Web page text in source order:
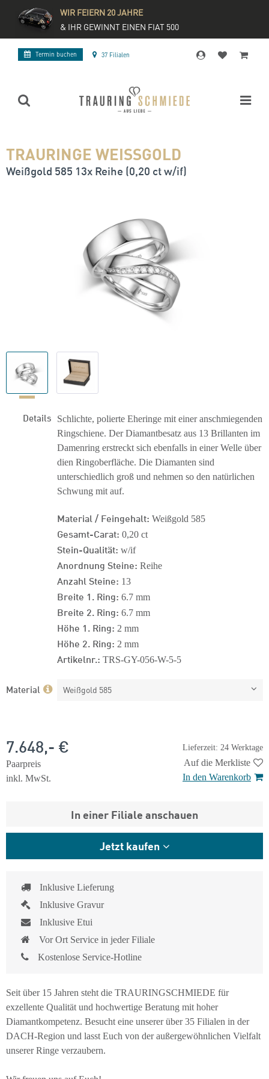
WIR FEIERN 20 JAHRE
& IHR GEWINNT EINEN FIAT 500
Termin buchen 37 Filialen
TRAURINGE WEISSGOLD
Weißgold 585 13x Reihe (0,20 ct w/if)
Details
Schlichte, polierte Eheringe mit einer anschmiegenden
Ringschiene. Der Diamantbesatz aus 13 Brillanten im
Damenring erstreckt sich ebenfalls in einer Welle über
dien Ringoberfläche. Die Diamanten sind
unterschiedlich groß und nehmen so den natürlichen
Schwung mit auf.
Material / Feingehalt: Weißgold 585
Gesamt-Carat: 0,20 ct
Stein-Qualität: w/if
Anordnung Steine: Reihe
Anzahl Steine: 13
Breite 1. Ring: 6.7 mm
Breite 2. Ring: 6.7 mm
Höhe 1. Ring: 2 mm
Höhe 2. Ring: 2 mm
Artikelnr.: TRS-GY-056-W-5-5
Material Weißgold 585
Lieferzeit: 24 Werktage
7.648,- €
Paarpreis
inkl. MwSt.
Auf die Merkliste
In den Warenkorb
In einer Filiale anschauen
Jetzt kaufen
Inklusive Lieferung
Inklusive Gravur
Inklusive Etui
Vor Ort Service in jeder Filiale
Kostenlose Service-Hotline
Seit über 15 Jahren steht die TRAURINGSCHMIEDE für
exzellente Qualität und hochwertige Beratung mit hoher
Diamantkompetenz. Besucht eine unserer über 35 Filialen in der
DACH-Region und lasst Euch von der außergewöhnlichen Vielfalt
unserer Ringe verzaubern.